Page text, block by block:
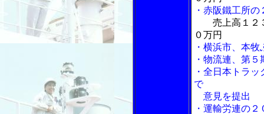
・赤阪鐵工所
売上高１２
０万円
・横浜市、本
・物流連、第
・全日本トラ
で
意見を提出
・運輸労連の